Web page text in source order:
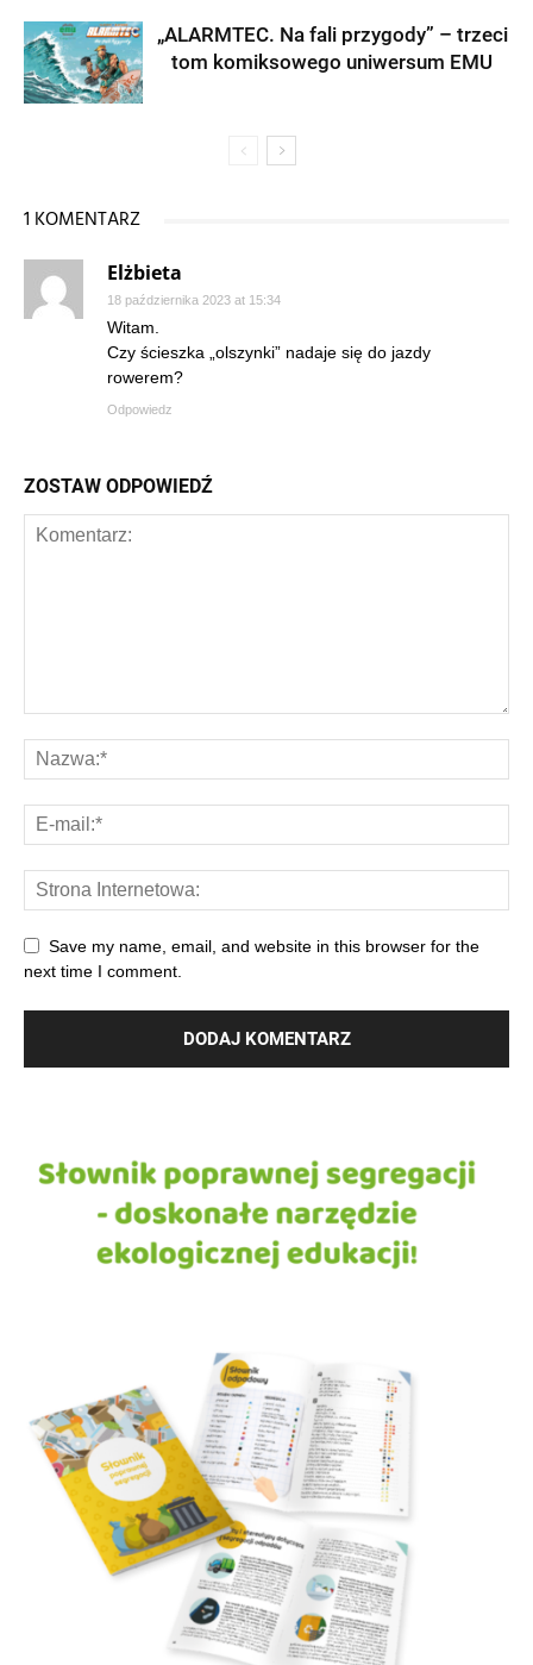
„ALARMTEC. Na fali przygody” – trzeci
tom komiksowego uniwersum EMU
1 KOMENTARZ
Elżbieta
18 października 2023 at 15:34
Witam.
Czy ścieszka „olszynki” nadaje się do jazdy
rowerem?
Odpowiedz
ZOSTAW ODPOWIEDŹ
Save my name, email, and website in this browser for the
next time I comment.